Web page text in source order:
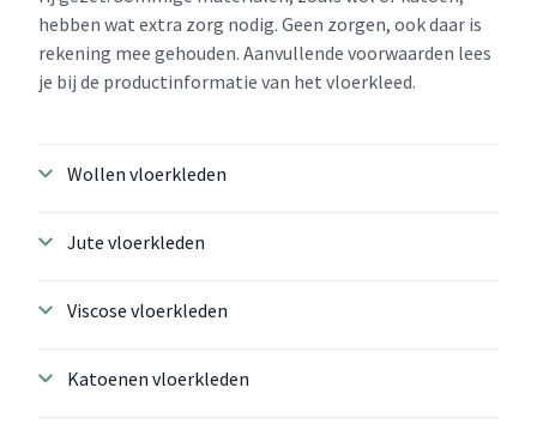
hebben wat extra zorg nodig. Geen zorgen, ook daar is
rekening mee gehouden. Aanvullende voorwaarden lees
je bij de productinformatie van het vloerkleed.
Wollen vloerkleden
Jute vloerkleden
Viscose vloerkleden
Katoenen vloerkleden